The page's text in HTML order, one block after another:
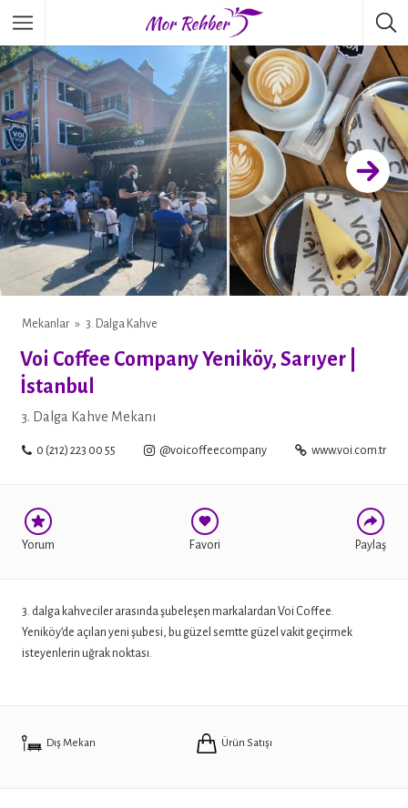
Mekanlar 3. Dalga Kahve
Voi Coffee Company Yeniköy, Sarıyer |
İstanbul
3. Dalga Kahve Mekanı
0 (212) 223 00 55 @voicoffeecompany www.voi.com.tr
Yorum Favori Paylaş
WHATSAPP
TWITTER
3. dalga kahveciler arasında şubeleşen markalardan Voi Coffee.
Yeniköy’de açılan yeni şubesi, bu güzel semtte güzel vakit geçirmek
isteyenlerin uğrak noktası.
Dış Mekan Ürün Satışı